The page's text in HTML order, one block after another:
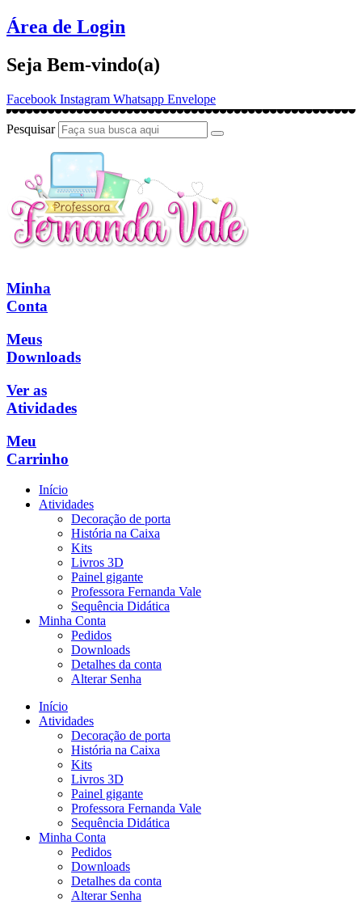
Ir
para
conteúdo
Área de Login
Seja Bem-vindo(a)
Facebook Instagram Whatsapp Envelope
Pesquisar
Minha
Conta
Meus
Downloads
Ver as
Atividades
Meu
Carrinho
Início
Atividades
Decoração de porta
História na Caixa
Kits
Livros 3D
Painel gigante
Professora Fernanda Vale
Sequência Didática
Minha Conta
Pedidos
Downloads
Detalhes da conta
Alterar Senha
Início
Atividades
Decoração de porta
História na Caixa
Kits
Livros 3D
Painel gigante
Professora Fernanda Vale
Sequência Didática
Minha Conta
Pedidos
Downloads
Detalhes da conta
Alterar Senha